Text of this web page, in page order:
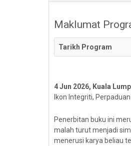
Maklumat
Tarikh Program
4 Jun 2026, Kuala
Ikon Integriti,
Penerbitan buku ini
malah turut menjadi
menerusi karya beliau